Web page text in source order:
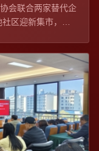
会联合两家替代企
区迎新集市，开